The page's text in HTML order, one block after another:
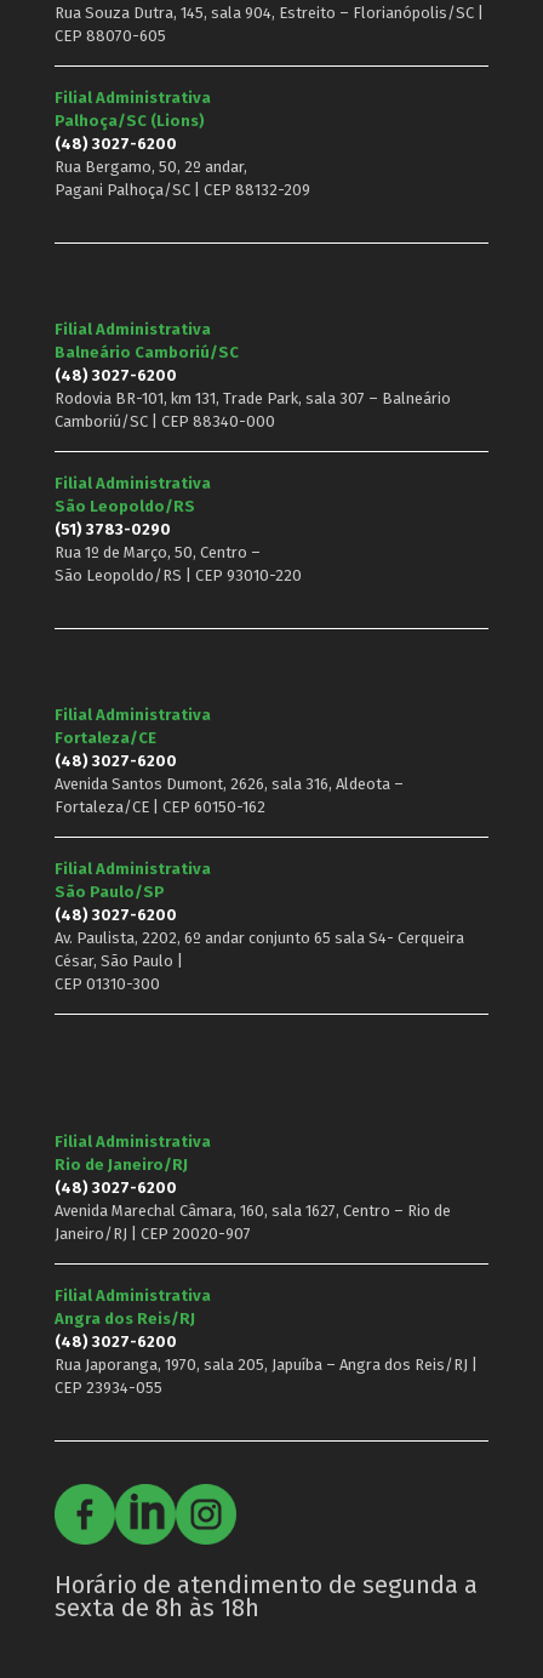
Rua Souza Dutra, 145, sala 904, Estreito – Florianópolis/SC |
CEP 88070-605
Filial Administrativa
Palhoça/SC (Lions)
(48) 3027-6200
Rua Bergamo, 50, 2º andar,
Pagani Palhoça/SC | CEP 88132-209
Filial Administrativa
Balneário Camboriú/SC
(48) 3027-6200
Rodovia BR-101, km 131, Trade Park, sala 307 – Balneário
Camboriú/SC | CEP 88340-000
Filial Administrativa
São Leopoldo/RS
(51) 3783-0290
Rua 1º de Março, 50, Centro –
São Leopoldo/RS | CEP 93010-220
Filial Administrativa
Fortaleza/CE
(48) 3027-6200
Avenida Santos Dumont, 2626, sala 316, Aldeota –
Fortaleza/CE | CEP 60150-162
Filial Administrativa
São Paulo/SP
(48) 3027-6200
Av. Paulista, 2202, 6º andar conjunto 65 sala S4- Cerqueira
César, São Paulo |
CEP 01310-300
Filial Administrativa
Rio de Janeiro/RJ
(48) 3027-6200
Avenida Marechal Câmara, 160, sala 1627, Centro – Rio de
Janeiro/RJ | CEP 20020-907
Filial Administrativa
Angra dos Reis/RJ
(48) 3027-6200
Rua Japoranga, 1970, sala 205, Japuíba – Angra dos Reis/RJ |
CEP 23934-055
Horário de atendimento de segunda a
sexta de 8h às 18h